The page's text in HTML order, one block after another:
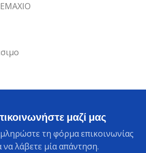
μαζί μας
τη φόρμα επικοινωνίας
να λάβετε μία απάντηση.